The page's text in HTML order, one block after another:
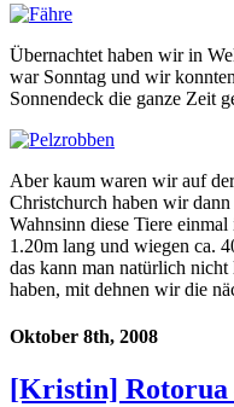
Übernachtet haben wir in
war Sonntag und wir
Sonnendeck die ganze Zeit
Aber kaum waren wir auf
Christchurch haben wir
Wahnsinn diese Tiere
1.20m lang und wiegen ca.
das kann man natürlich
haben, mit dehnen wir die
Oktober 8th, 2008
[Kristin] Rotorua